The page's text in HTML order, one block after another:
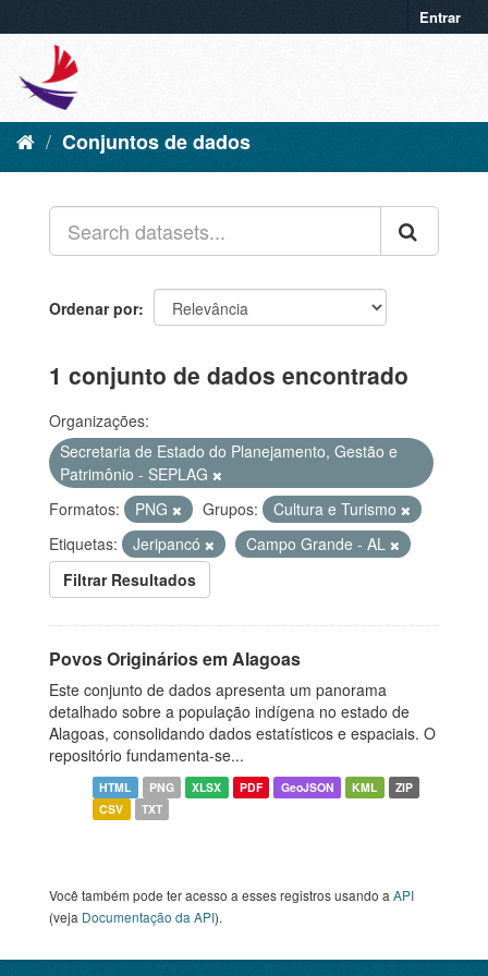
Entrar
Conjuntos de dados
Ordenar por
1 conjunto de dados encontrado
Organizações:
Secretaria de Estado do Planejamento, Gestão e
Patrimônio - SEPLAG
Formatos:
PNG Grupos:
Cultura e Turismo
Etiquetas:
Jeripancó
Campo Grande - AL
Filtrar Resultados
Povos Originários em Alagoas
Este conjunto de dados apresenta um panorama
detalhado sobre a população indígena no estado de
Alagoas, consolidando dados estatísticos e espaciais. O
repositório fundamenta-se...
HTML PNG XLSX PDF GeoJSON KML
ZIP
CSV
TXT
Você também pode ter acesso a esses registros usando a API
(veja Documentação da API).